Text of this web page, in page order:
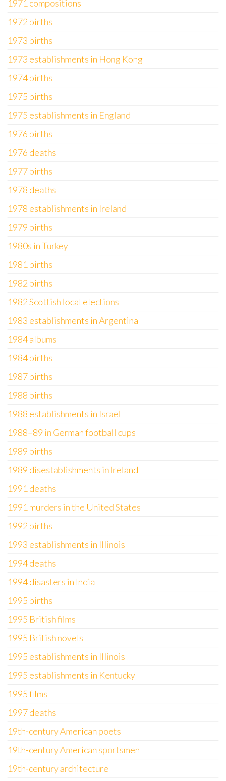
1971 compositions
1972 births
1973 births
1973 establishments in Hong Kong
1974 births
1975 births
1975 establishments in England
1976 births
1976 deaths
1977 births
1978 deaths
1978 establishments in Ireland
1979 births
1980s in Turkey
1981 births
1982 births
1982 Scottish local elections
1983 establishments in Argentina
1984 albums
1984 births
1987 births
1988 births
1988 establishments in Israel
1988–89 in German football cups
1989 births
1989 disestablishments in Ireland
1991 deaths
1991 murders in the United States
1992 births
1993 establishments in Illinois
1994 deaths
1994 disasters in India
1995 births
1995 British films
1995 British novels
1995 establishments in Illinois
1995 establishments in Kentucky
1995 films
1997 deaths
19th-century American poets
19th-century American sportsmen
19th-century architecture